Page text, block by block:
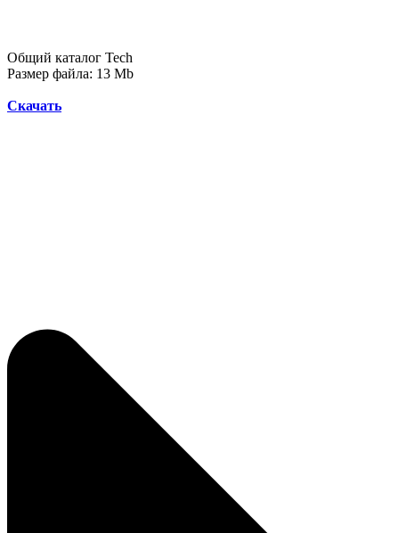
Общий каталог Tech
Размер файла: 13 Mb
Скачать